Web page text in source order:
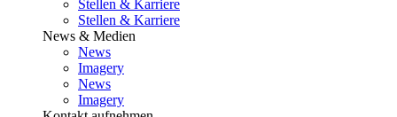
Stellen & Karriere
Stellen & Karriere
News & Medien
News
Imagery
News
Imagery